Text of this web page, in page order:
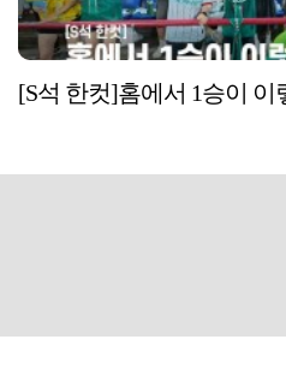
[S석 한컷]홈에서 1승이 이